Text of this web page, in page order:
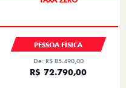
PESSOA FÍSICA
De: R$ 85.490,00
R$ 72.790,00